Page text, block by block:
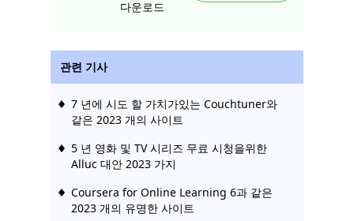
다운로드
관련 기사
7 년에 시도 할 가치가있는 Couchtuner와
같은 2023 개의 사이트
5 년 영화 및 TV 시리즈 무료 시청을위한
Alluc 대안 2023 가지
Coursera for Online Learning 6과 같은
2023 개의 유명한 사이트